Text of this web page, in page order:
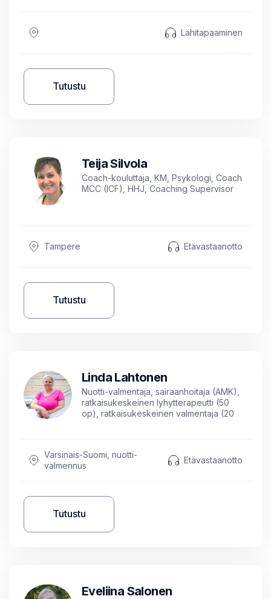
Lähitapaaminen
Tutustu
Teija Silvola
Coach-kouluttaja, KM, Psykologi, Coach
MCC (ICF), HHJ, Coaching Supervisor
Tampere Etävastaanotto
Tutustu
Linda Lahtonen
Nuotti-valmentaja, sairaanhoitaja (AMK),
ratkaisukeskeinen lyhytterapeutti (50
op), ratkaisukeskeinen valmentaja (20
Varsinais-Suomi, nuotti-
valmennus
Etävastaanotto
Tutustu
Eveliina Salonen